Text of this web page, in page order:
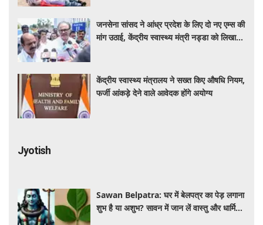
जनसेना सांसद ने आंध्र प्रदेश के लिए दो नए एम्स की
मांग उठाई, केंद्रीय स्वास्थ्य मंत्री नड्डा को लिखा
केंद्रीय स्वास्थ्य मंत्रालय ने सख्त किए औषधि नियम,
फर्जी आंकड़े देने वाले आवेदक होंगे अयोग्य
Jyotish
Sawan Belpatra: घर में बेलपत्र का पेड़ लगाना
शुभ है या अशुभ? सावन में जान लें वास्तु और धार्मिक